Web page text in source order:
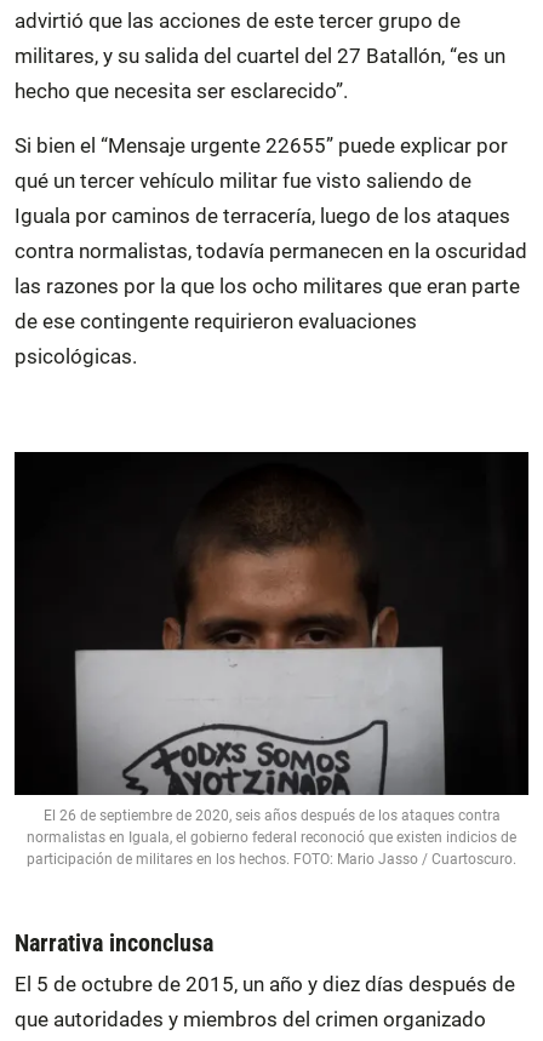
advirtió que las acciones de este tercer grupo de
militares, y su salida del cuartel del 27 Batallón, “es un
hecho que necesita ser esclarecido”.
Si bien el “Mensaje urgente 22655” puede explicar por
qué un tercer vehículo militar fue visto saliendo de
Iguala por caminos de terracería, luego de los ataques
contra normalistas, todavía permanecen en la oscuridad
las razones por la que los ocho militares que eran parte
de ese contingente requirieron evaluaciones
psicológicas.
El 26 de septiembre de 2020, seis años después de los ataques contra
normalistas en Iguala, el gobierno federal reconoció que existen indicios de
participación de militares en los hechos. FOTO: Mario Jasso / Cuartoscuro.
Narrativa inconclusa
El 5 de octubre de 2015, un año y diez días después de
que autoridades y miembros del crimen organizado